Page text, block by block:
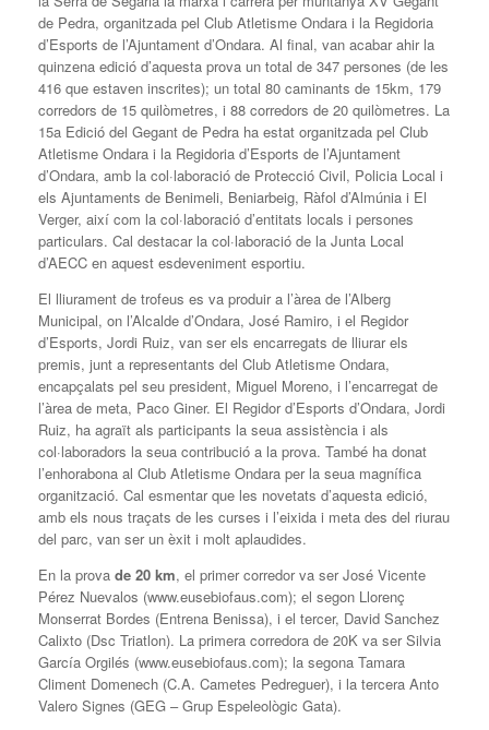
de Pedra, organitzada pel Club Atletisme Ondara i la Regidoria
d’Esports de l’Ajuntament d’Ondara. Al final, van acabar ahir la
quinzena edició d’aquesta prova un total de 347 persones (de les
416 que estaven inscrites); un total 80 caminants de 15km, 179
corredors de 15 quilòmetres, i 88 corredors de 20 quilòmetres. La
15a Edició del Gegant de Pedra ha estat organitzada pel Club
Atletisme Ondara i la Regidoria d’Esports de l’Ajuntament
d’Ondara, amb la col·laboració de Protecció Civil, Policia Local i
els Ajuntaments de Benimeli, Beniarbeig, Ràfol d’Almúnia i El
Verger, així com la col·laboració d’entitats locals i persones
particulars. Cal destacar la col·laboració de la Junta Local
d’AECC en aquest esdeveniment esportiu.
El lliurament de trofeus es va produir a l’àrea de l’Alberg
Municipal, on l’Alcalde d’Ondara, José Ramiro, i el Regidor
d’Esports, Jordi Ruiz, van ser els encarregats de lliurar els
premis, junt a representants del Club Atletisme Ondara,
encapçalats pel seu president, Miguel Moreno, i l’encarregat de
l’àrea de meta, Paco Giner. El Regidor d’Esports d’Ondara, Jordi
Ruiz, ha agraït als participants la seua assistència i als
col·laboradors la seua contribució a la prova. També ha donat
l’enhorabona al Club Atletisme Ondara per la seua magnífica
organització. Cal esmentar que les novetats d’aquesta edició,
amb els nous traçats de les curses i l’eixida i meta des del riurau
del parc, van ser un èxit i molt aplaudides.
En la prova de 20 km, el primer corredor va ser José Vicente
Pérez Nuevalos (www.eusebiofaus.com); el segon Llorenç
Monserrat Bordes (Entrena Benissa), i el tercer, David Sanchez
Calixto (Dsc Triatlon). La primera corredora de 20K va ser Silvia
García Orgilés (www.eusebiofaus.com); la segona Tamara
Climent Domenech (C.A. Cametes Pedreguer), i la tercera Anto
Valero Signes (GEG – Grup Espeleològic Gata).